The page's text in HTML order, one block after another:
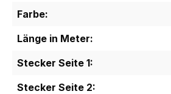
Farbe:
Länge in Meter:
Stecker Seite 1:
Stecker Seite 2: